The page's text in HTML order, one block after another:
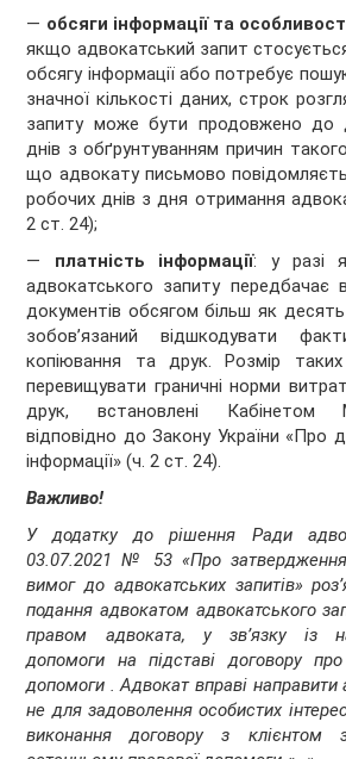
— обсяги інформації та
якщо адвокатський запит
обсягу інформації або потребує
значної кількості даних, строк
запиту може бути продовжено до
днів з обґрунтуванням причин
що адвокату письмово
робочих днів з дня отримання
2 ст. 24);
— платність інформації: у разі
адвокатського запиту передбачає
документів обсягом більш як
зобов’язаний відшкодувати
копіювання та друк. Розмір
перевищувати граничні норми
друк, встановлені Кабінетом
відповідно до Закону України «Про
інформації» (ч. 2 ст. 24).
Важливо!
У додатку до рішення Ради
03.07.2021 № 53 «Про
вимог до адвокатських запитів»
подання адвокатом адвокатського
правом адвоката, у зв’язку із
допомоги на підставі договору
допомоги . Адвокат вправі направити
не для задоволення особистих
виконання договору з